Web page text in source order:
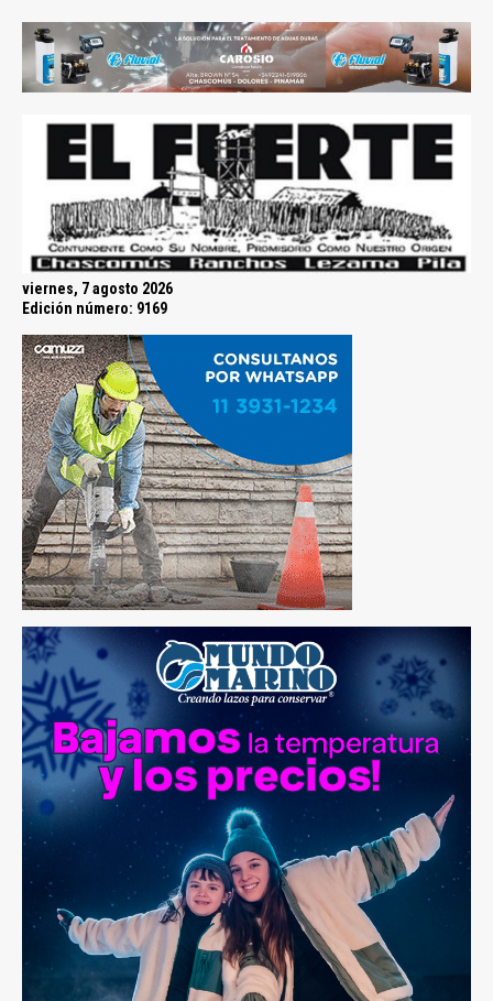
viernes, 7 agosto 2026
Edición número: 9169